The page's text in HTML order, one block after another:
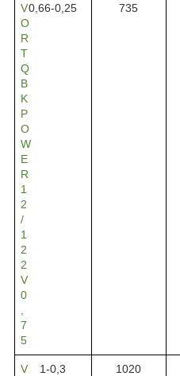
V
O
R
T
Q
B
K
P
O
W
E
R
1
2
/
1
2
2
V
0
7
5
0,66-0,25 735
V
1-0,3 1020